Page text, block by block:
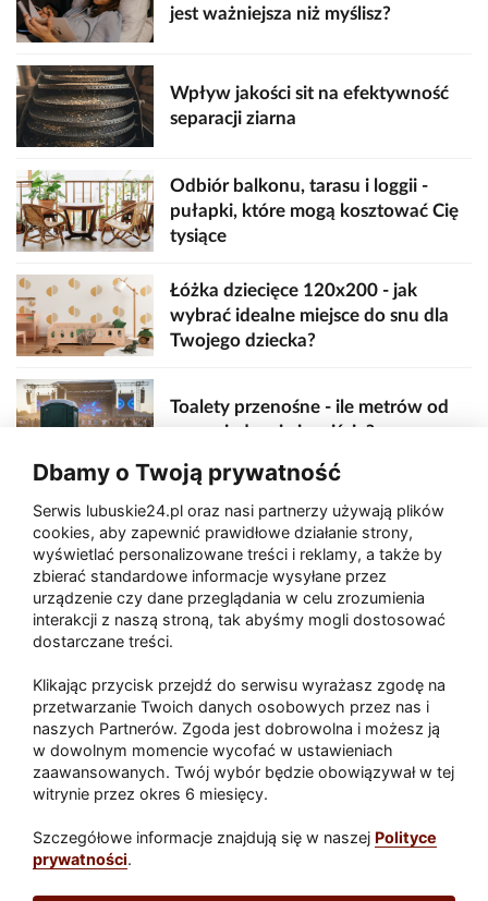
jest ważniejsza niż myślisz?
Wpływ jakości sit na efektywność
separacji ziarna
Odbiór balkonu, tarasu i loggii -
pułapki, które mogą kosztować Cię
tysiące
Łóżka dziecięce 120x200 - jak
wybrać idealne miejsce do snu dla
Twojego dziecka?
Toalety przenośne - ile metrów od
sceny, jedzenia i wejścia?
Zaatakował seniora na "kwadracie"
Akcja po pożarze w Gorzowie.
Ruszyła rozbiórka ściany spalonej
Paliwa
Raport Dodaj raport
Sport
Dbamy o Twoją prywatność
Serwis lubuskie24.pl oraz nasi partnerzy używają plików
cookies, aby zapewnić prawidłowe działanie strony,
wyświetlać personalizowane treści i reklamy, a także by
zbierać standardowe informacje wysyłane przez
urządzenie czy dane przeglądania w celu zrozumienia
interakcji z naszą stroną, tak abyśmy mogli dostosować
dostarczane treści.
Klikając przycisk przejdź do serwisu wyrażasz zgodę na
przetwarzanie Twoich danych osobowych przez nas i
naszych Partnerów. Zgoda jest dobrowolna i możesz ją
w dowolnym momencie wycofać w ustawieniach
zaawansowanych. Twój wybór będzie obowiązywał w tej
witrynie przez okres 6 miesięcy.
Szczegółowe informacje znajdują się w naszej Polityce
prywatności.